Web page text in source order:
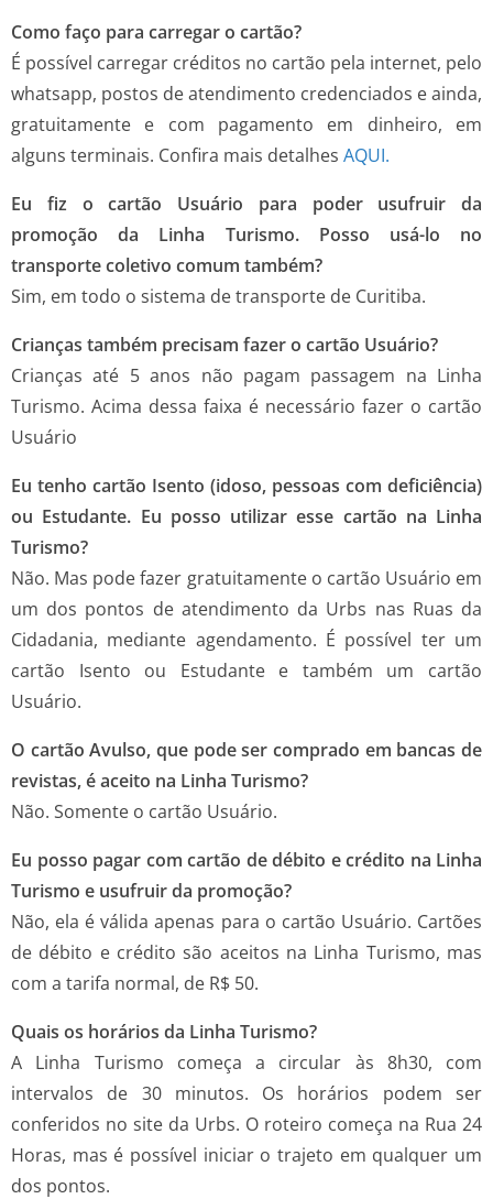
Como faço para carregar o cartão?
É possível carregar créditos no cartão pela internet, pelo
whatsapp, postos de atendimento credenciados e ainda,
gratuitamente e com pagamento em dinheiro, em
alguns terminais. Confira mais detalhes AQUI.
Eu fiz o cartão Usuário para poder usufruir da
promoção da Linha Turismo. Posso usá-lo no
transporte coletivo comum também?
Sim, em todo o sistema de transporte de Curitiba.
Crianças também precisam fazer o cartão Usuário?
Crianças até 5 anos não pagam passagem na Linha
Turismo. Acima dessa faixa é necessário fazer o cartão
Usuário
Eu tenho cartão Isento (idoso, pessoas com deficiência)
ou Estudante. Eu posso utilizar esse cartão na Linha
Turismo?
Não. Mas pode fazer gratuitamente o cartão Usuário em
um dos pontos de atendimento da Urbs nas Ruas da
Cidadania, mediante agendamento. É possível ter um
cartão Isento ou Estudante e também um cartão
Usuário.
O cartão Avulso, que pode ser comprado em bancas de
revistas, é aceito na Linha Turismo?
Não. Somente o cartão Usuário.
Eu posso pagar com cartão de débito e crédito na Linha
Turismo e usufruir da promoção?
Não, ela é válida apenas para o cartão Usuário. Cartões
de débito e crédito são aceitos na Linha Turismo, mas
com a tarifa normal, de R$ 50.
Quais os horários da Linha Turismo?
A Linha Turismo começa a circular às 8h30, com
intervalos de 30 minutos. Os horários podem ser
conferidos no site da Urbs. O roteiro começa na Rua 24
Horas, mas é possível iniciar o trajeto em qualquer um
dos pontos.